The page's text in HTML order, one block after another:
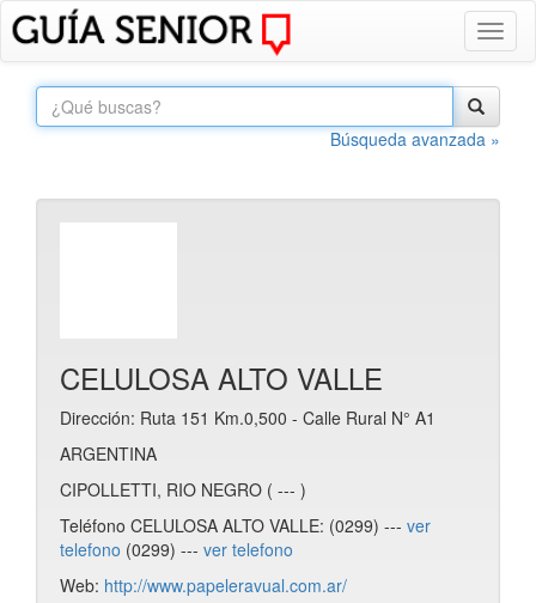
Búsqueda avanzada »
CELULOSA ALTO VALLE
Dirección: Ruta 151 Km.0,500 - Calle Rural N° A1
ARGENTINA
CIPOLLETTI, RIO NEGRO ( --- )
Teléfono CELULOSA ALTO VALLE: (0299) --- ver
telefono (0299) --- ver telefono
Web: http://www.papeleravual.com.ar/